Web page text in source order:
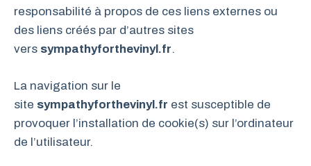
responsabilité à propos de ces liens externes ou
des liens créés par d’autres sites
vers sympathyforthevinyl.fr.
La navigation sur le
site sympathyforthevinyl.fr est susceptible de
provoquer l’installation de cookie(s) sur l’ordinateur
de l’utilisateur.